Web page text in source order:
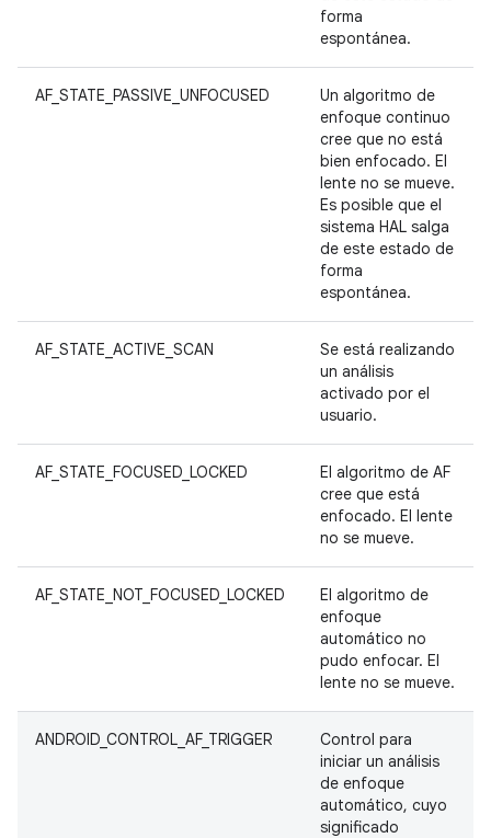
forma
espontánea.
AF_STATE_PASSIVE_UNFOCUSED
Un algoritmo de
enfoque continuo
cree que no está
bien enfocado. El
lente no se mueve.
Es posible que el
sistema HAL salga
de este estado de
forma
espontánea.
AF_STATE_ACTIVE_SCAN
Se está realizando
un análisis
activado por el
usuario.
AF_STATE_FOCUSED_LOCKED
El algoritmo de AF
cree que está
enfocado. El lente
no se mueve.
AF_STATE_NOT_FOCUSED_LOCKED
El algoritmo de
enfoque
automático no
pudo enfocar. El
lente no se mueve.
ANDROID_CONTROL_AF_TRIGGER
Control para
iniciar un análisis
de enfoque
automático, cuyo
significado